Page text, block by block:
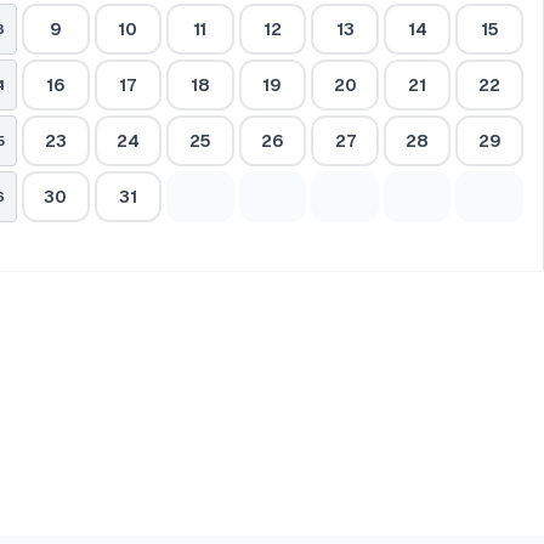
9 10 11 12 13 14 15
16 17 18 19 20 21 22
23 24 25 26 27 28 29
30 31